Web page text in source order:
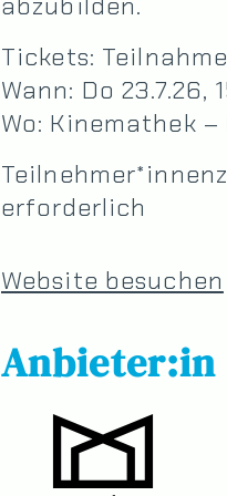
abzubilden.
Tickets:
Wann: Do 23.7.26,
Wo: Kinemathek –
erforderlich
Website besuchen
Anbieter:in